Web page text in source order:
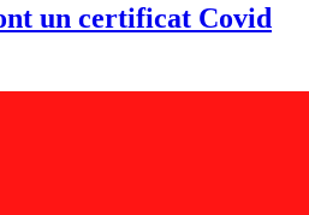
un certificat Covid